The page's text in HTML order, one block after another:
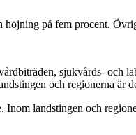
höjning på fem procent.
sjukvårds- och
och regionerna
landstingen och